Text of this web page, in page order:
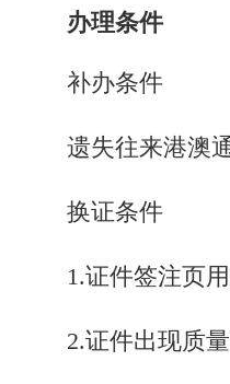
办理条件
补办条件
遗失往来港澳
换证条件
1.证件签注页
2.证件出现质